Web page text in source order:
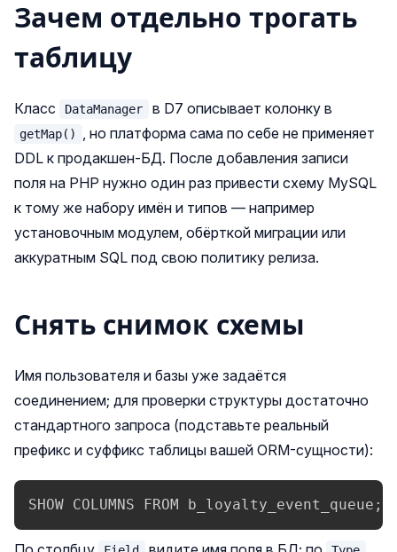
Зачем отдельно трогать
таблицу
Класс DataManager в D7 описывает колонку в
getMap()
, но платформа сама по себе не применяет
DDL к продакшен-БД. После добавления записи
поля на PHP нужно один раз привести схему MySQL
к тому же набору имён и типов — например
установочным модулем, обёрткой миграции или
аккуратным SQL под свою политику релиза.
Снять снимок схемы
Имя пользователя и базы уже задаётся
соединением; для проверки структуры достаточно
стандартного запроса (подставьте реальный
префикс и суффикс таблицы вашей ORM-сущности):
SHOW COLUMNS FROM b_loyalty_event_queue;